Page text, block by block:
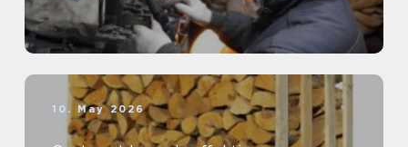
10. May 2026